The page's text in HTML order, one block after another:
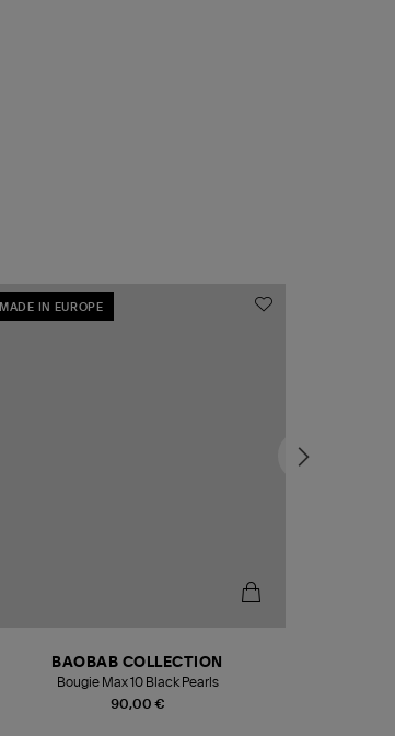
MADE IN EUROPE
90,00 €
BAOBAB COLLECTION
Bougie Max 10 Black Pearls